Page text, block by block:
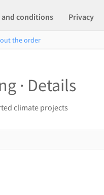
and conditions Privacy
the order
· Details
climate projects